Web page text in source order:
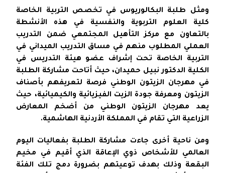
ومثل طلبة البكالوريوس في تخصص التربية الخاصة
كلية العلوم التربوية والنفسية في هذه الأنشطة
بالتعاون مع مركز التأهيل المجتمعي ضمن التدريب
العملي المطلوب منهم في مساق التدريب الميداني في
التربية الخاصة تحت إشراف عضو هيئة التدريس في
الكلية الدكتور نبيل حميدان، حيث أتاحت مشاركة الطلبة
في مهرجان الزيتون الوطني فرصة لتعريفهم بأصناف
الزيتون ومعرفة جودة الزيت الفيزيائية والكيميائية، حيث
يعد مهرجان الزيتون الوطني من أضخم المعارض
الزراعية التي تقام في المملكة الأردنية الهاشمية.
ومن ناحية أخرى جاءت مشاركة الطلبة بفعاليات اليوم
العالمي للأشخاص ذوي الإعاقة الذي أقيم في مخيم
البقعة وذلك بهدف توعيتهم بضرورة دمج تلك الفئة